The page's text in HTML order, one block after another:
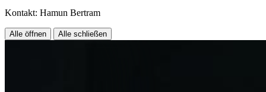
Kontakt: Hamun Bertram
Alle öffnen Alle schließen